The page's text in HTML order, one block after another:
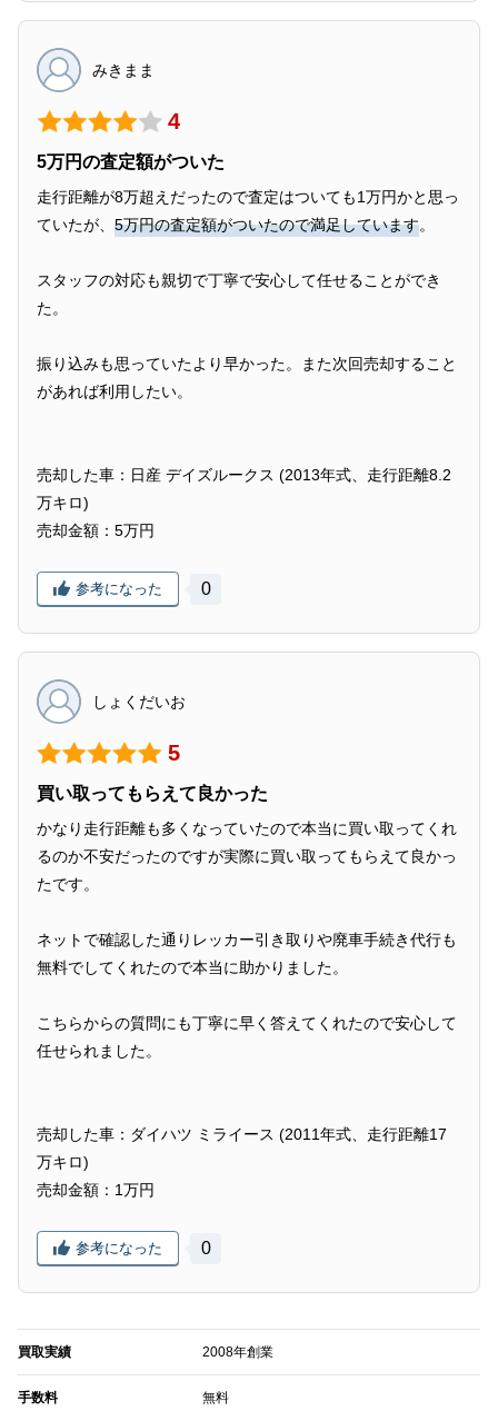
みきまま
4
5万円の査定額がついた
走行距離が8万超えだったので査定はついても1万円かと思っ
ていたが、 5万円の査定額がついたので満足しています。
スタッフの対応も親切で丁寧で安心して任せることができ
た。
振り込みも思っていたより早かった。また次回売却すること
があれば利用したい。
売却した車：日産 デイズルークス (2013年式、走行距離8.2
万キロ)
売却金額：5万円
参考になった 0
しょくだいお
5
買い取ってもらえて良かった
かなり走行距離も多くなっていたので本当に買い取ってくれ
るのか不安だったのですが実際に買い取ってもらえて良かっ
たです。
ネットで確認した通りレッカー引き取りや廃車手続き代行も
無料でしてくれたので本当に助かりました。
こちらからの質問にも丁寧に早く答えてくれたので安心して
任せられました。
売却した車：ダイハツ ミライース (2011年式、走行距離17
万キロ)
売却金額：1万円
参考になった 0
買取実績 2008年創業
手数料 無料